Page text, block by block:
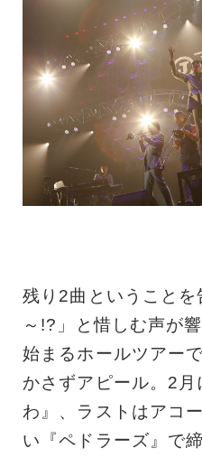
残り2曲ということを
～!?」と惜しむ声が
始まるホールツアー
かさずアピール。2
わ』、ラストはアコ
い『ペドラーズ』で